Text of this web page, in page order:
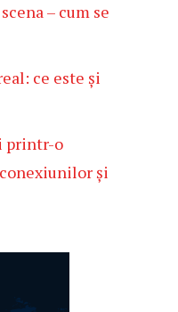
– cum se
ce este și
printr-o
și